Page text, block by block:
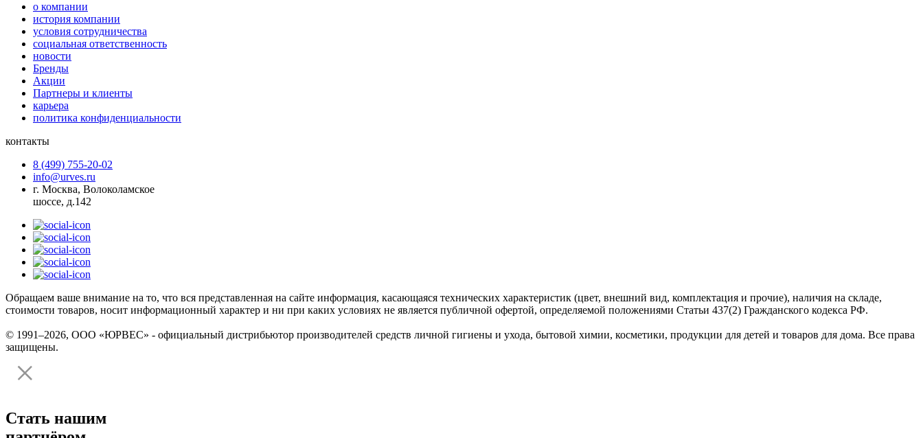
о компании
история компании
условия сотрудничества
социальная ответственность
новости
Бренды
Акции
Партнеры и клиенты
карьера
политика конфиденциальности
контакты
8 (499) 755-20-02
info@urves.ru
г. Москва, Волоколамское
шоссе, д.142
Обращаем ваше внимание на то, что вся представленная на сайте информация, касающаяся технических характеристик (цвет, внешний вид, комплектация и прочие), наличия на складе,
стоимости товаров, носит информационный характер и ни при каких условиях не является публичной офертой, определяемой положениями Статьи 437(2) Гражданского кодекса РФ.
© 1991–2026, ООО «ЮРВЕС» - официальный дистрибьютор производителей средств личной гигиены и ухода, бытовой химии, косметики, продукции для детей и товаров для дома. Все права
защищены.
Стать нашим